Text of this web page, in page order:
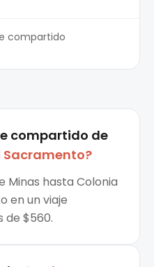
compartido
compartido de
Sacramento?
Minas hasta Colonia
en un viaje
de $560.